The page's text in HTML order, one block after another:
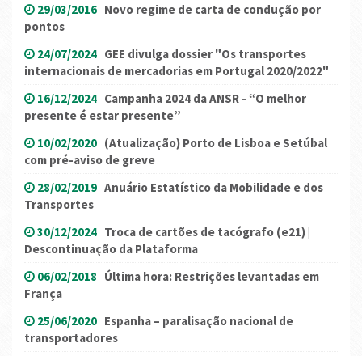
29/03/2016 Novo regime de carta de condução por
pontos
24/07/2024 GEE divulga dossier "Os transportes
internacionais de mercadorias em Portugal 2020/2022"
16/12/2024 Campanha 2024 da ANSR - “O melhor
presente é estar presente”
10/02/2020 (Atualização) Porto de Lisboa e Setúbal
com pré-aviso de greve
28/02/2019 Anuário Estatístico da Mobilidade e dos
Transportes
30/12/2024 Troca de cartões de tacógrafo (e21) |
Descontinuação da Plataforma
06/02/2018 Última hora: Restrições levantadas em
França
25/06/2020 Espanha – paralisação nacional de
transportadores